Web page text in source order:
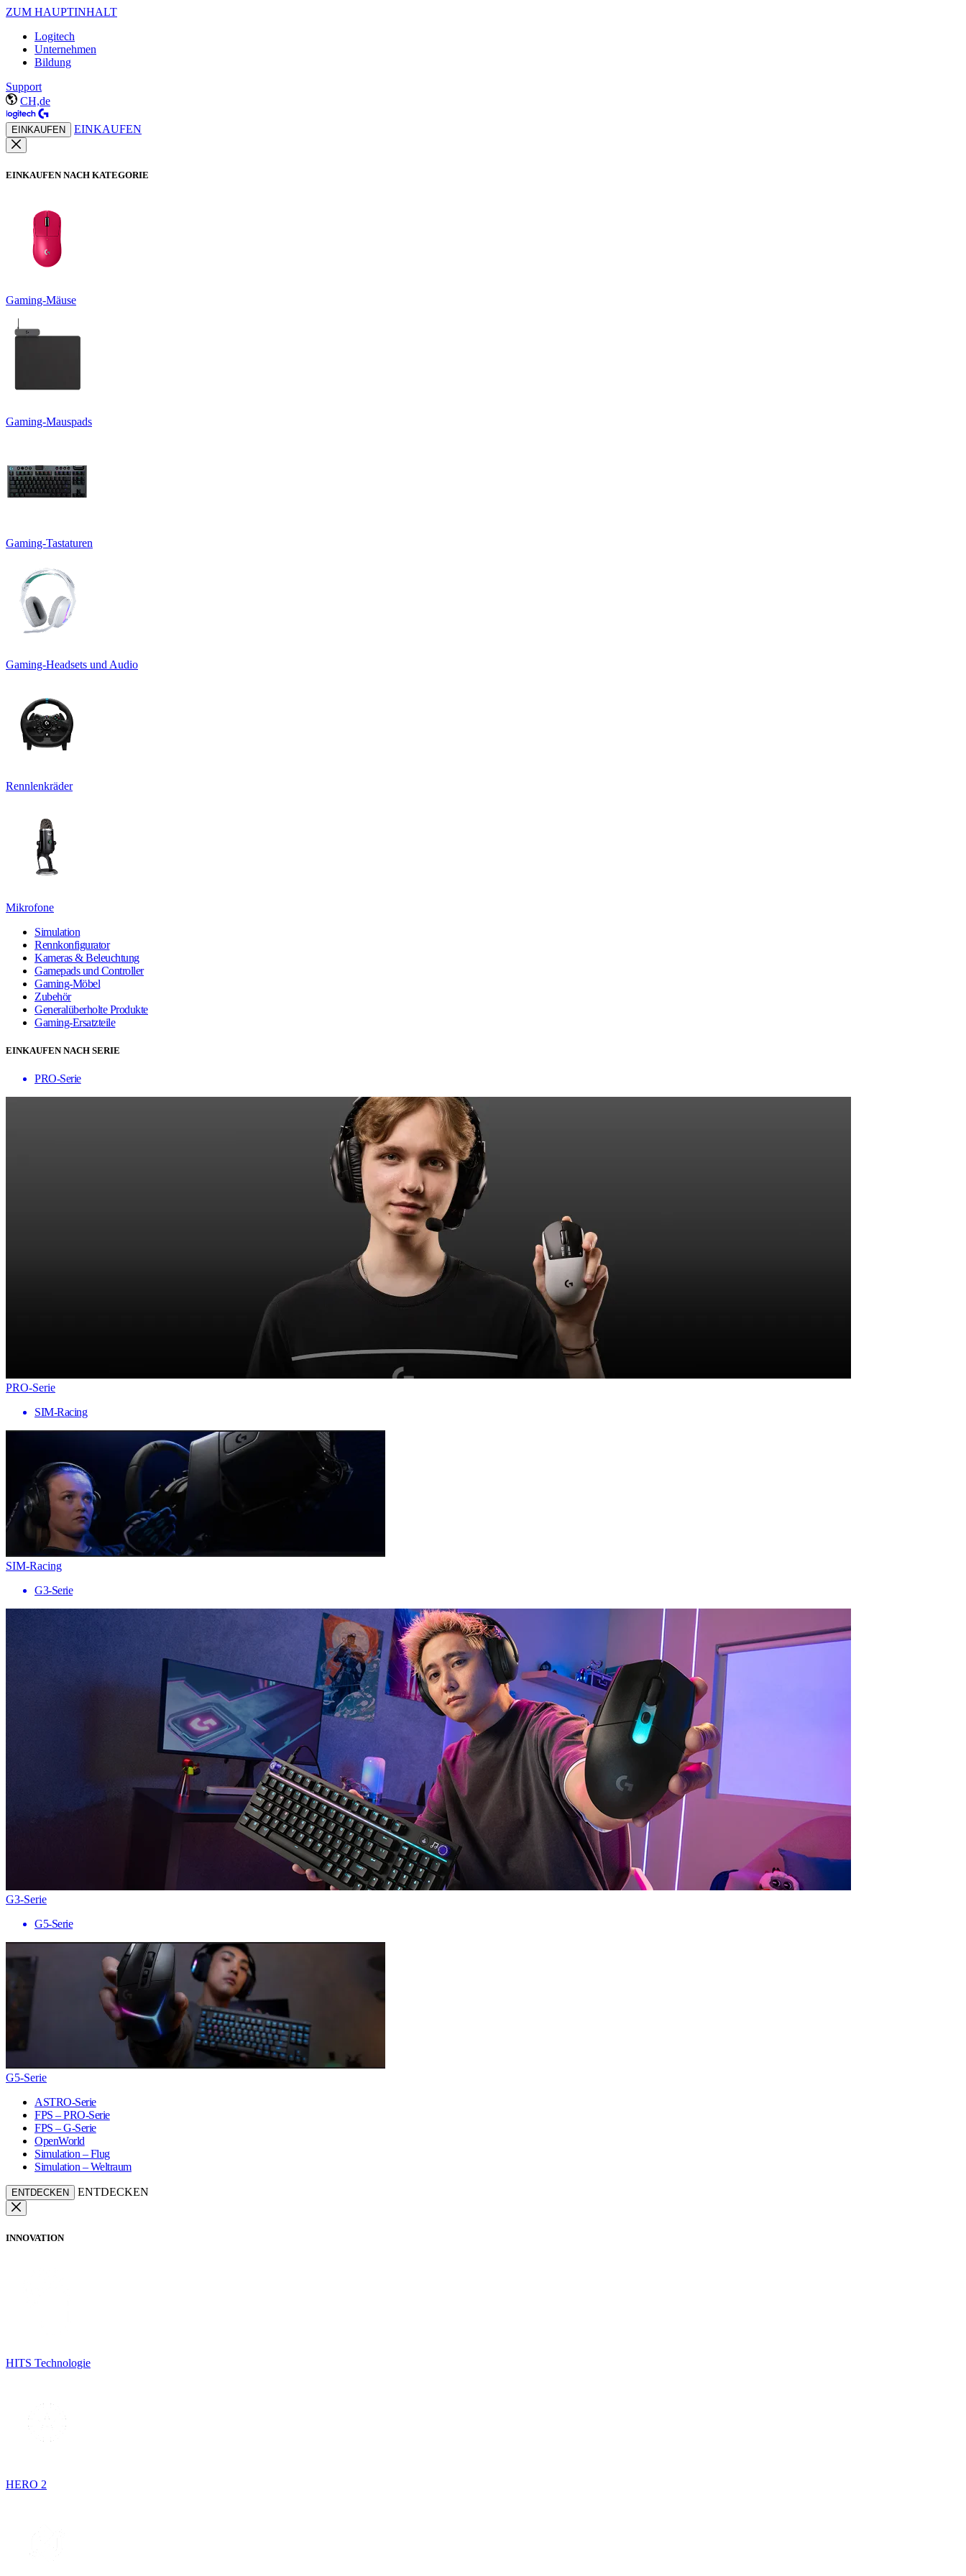
ZUM HAUPTINHALT
Logitech
Unternehmen
Bildung
Support
CH,de
EINKAUFEN EINKAUFEN
EINKAUFEN NACH KATEGORIE
Gaming-Mäuse
Gaming-Mauspads
Gaming-Tastaturen
Gaming-Headsets und Audio
Rennlenkräder
Mikrofone
Simulation
Rennkonfigurator
Kameras & Beleuchtung
Gamepads und Controller
Gaming-Möbel
Zubehör
Generalüberholte Produkte
Gaming-Ersatzteile
EINKAUFEN NACH SERIE
PRO-Serie
PRO-Serie
SIM-Racing
SIM-Racing
G3-Serie
G3-Serie
G5-Serie
G5-Serie
ASTRO-Serie
FPS – PRO-Serie
FPS – G-Serie
OpenWorld
Simulation – Flug
Simulation – Weltraum
ENTDECKEN ENTDECKEN
INNOVATION
HITS Technologie
HERO 2